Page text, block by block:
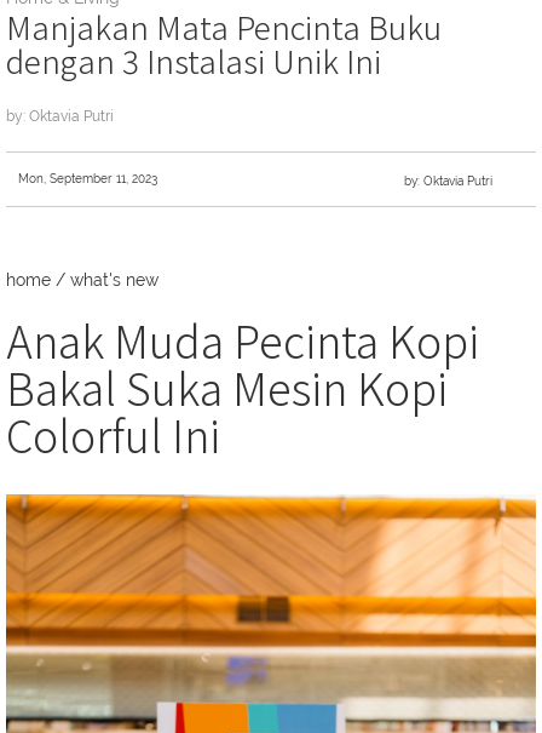
Manjakan Mata Pencinta Buku
dengan 3 Instalasi Unik Ini
by: Oktavia Putri
Mon, September 11, 2023 by: Oktavia Putri
home / what's new
Anak Muda Pecinta Kopi
Bakal Suka Mesin Kopi
Colorful Ini